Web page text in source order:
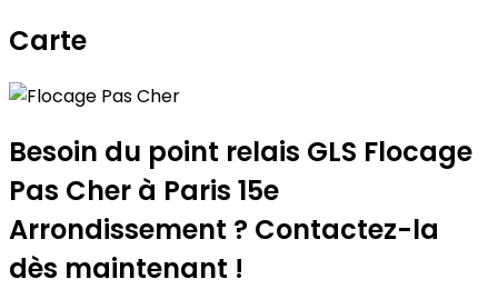
Carte
+
−
Besoin du point relais GLS Flocage
Pas Cher à Paris 15e
Arrondissement ? Contactez-la
dès maintenant !